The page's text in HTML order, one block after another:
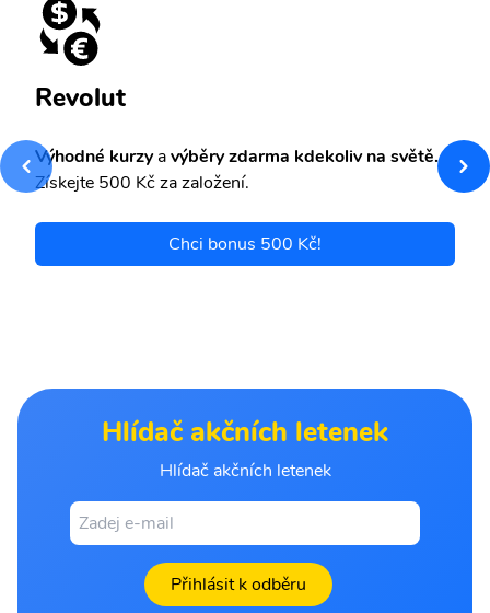
Revolut
Výhodné kurzyavýběry zdarma kdekoliv na světě.
Získejte 500 Kč za založení.
Chci bonus 500 Kč!
Hlídač akčních letenek
Hlídač akčních letenek
Přihlásit k odběru